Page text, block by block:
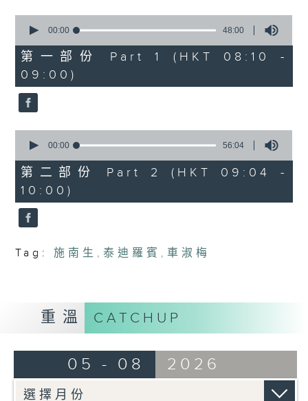
seconds
48
minutes,
0
seconds
00:00 48:00
第一部份 Part 1 (HKT 08:10 -
09:00)
seconds
56
minutes,
4
seconds
00:00 56:04
第二部份 Part 2 (HKT 09:04 -
10:00)
Tag: 施南生 ,泰迪羅賓 ,車淑梅
重溫 CATCHUP
05 - 08 2026